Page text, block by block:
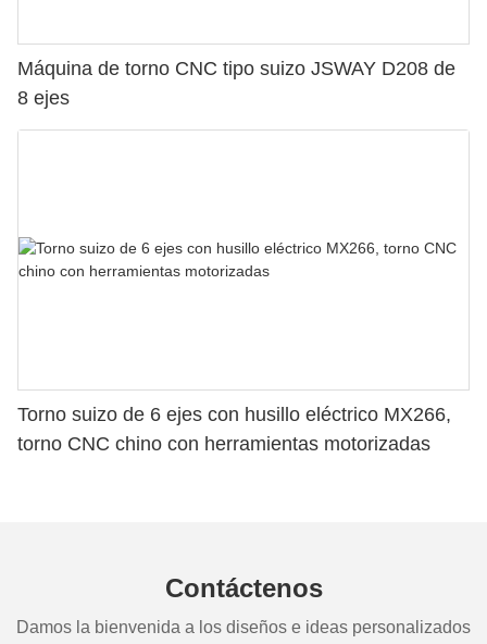
Máquina de torno CNC tipo suizo JSWAY D208 de
8 ejes
Torno suizo de 6 ejes con husillo eléctrico MX266,
torno CNC chino con herramientas motorizadas
Contáctenos
Damos la bienvenida a los diseños e ideas personalizados